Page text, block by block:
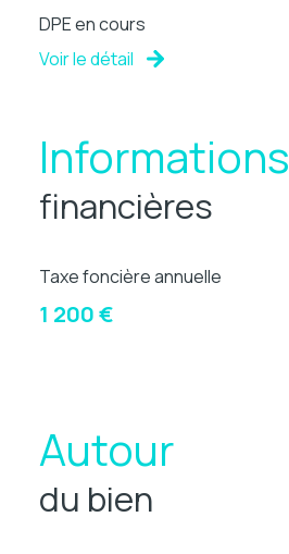
DPE en cours
Voir le détail
Informations
financières
Taxe foncière annuelle
1 200 €
Autour
du bien